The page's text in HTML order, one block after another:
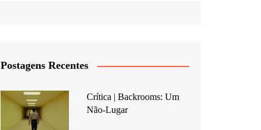
Postagens Recentes
Crítica | Backrooms: Um
Não-Lugar